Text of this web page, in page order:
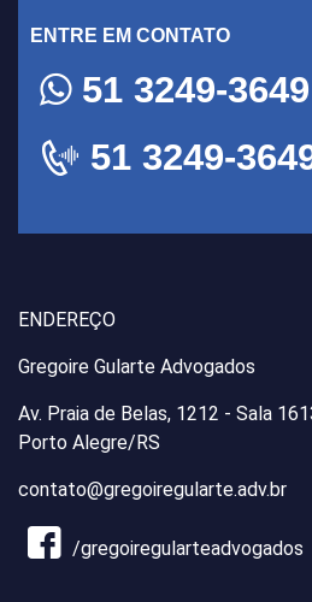
ENTRE EM CONTATO
51 3249-3649
51 3249-
ENDEREÇO
Gregoire Gularte Advogados
Av. Praia de Belas, 1212 - Sala
Porto Alegre/RS
contato@gregoiregularte.adv.br
/gregoiregularteadvogados